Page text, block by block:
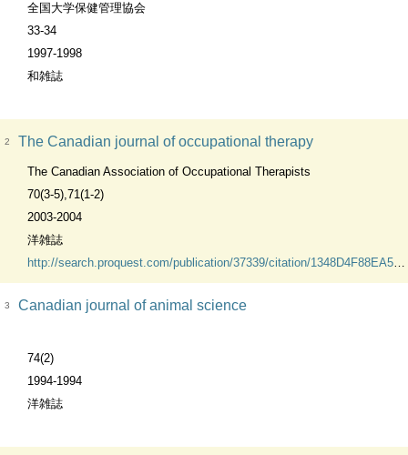
全国大学保健管理協会
33-34
1997-1998
和雑誌
2 The Canadian journal of occupational therapy
The Canadian Association of Occupational Therapists
70(3-5),71(1-2)
2003-2004
洋雑誌
http://search.proquest.com/publication/37339/citation/1348D4F88EA5B0AF287/1?accountid=45634
3 Canadian journal of animal science
74(2)
1994-1994
洋雑誌